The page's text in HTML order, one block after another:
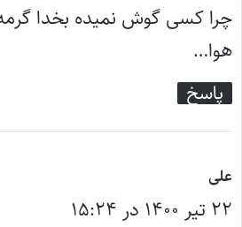
چرا کسی گوش نمیده بخدا
هوا…
پاسخ
علی
ف ۲۲ تیر ۱۴۰۰ در ۱۵:۲۴